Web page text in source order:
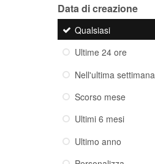
Data di creazione
Qualsiasi
Ultime 24 ore
Nell'ultima settimana
Scorso mese
Ultimi 6 mesi
Ultimo anno